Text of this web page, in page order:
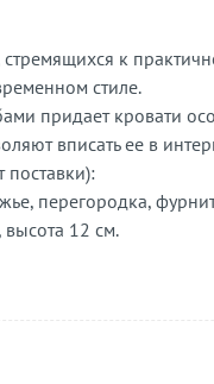
к
стиле.
придает кровати
вписать ее в
поставки):
перегородка,
высота 12 см.